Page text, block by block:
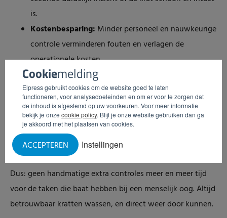
Cookiemelding
Elpress gebruikt cookies om de website goed te laten
functioneren, voor analysedoeleinden en om er voor te zorgen dat
de inhoud is afgestemd op uw voorkeuren. Voor meer informatie
bekijk je onze cookie policy. Blijf je onze website gebruiken dan ga
je akkoord met het plaatsen van cookies.
Instellingen
ACCEPTEREN
is.
Kostenbesparing: Minder personeel en nauwkeurige
controle verminderen fouten en verlagen de
operationele kosten.
Verbeterde audittrail:
inspectieresultaten helpen u nóg beter voldoen aan
HACCP- en ISO-normen.
Betrouwbaarheid:Consistente kwaliteitscontrole
leidt tot hogere klanttevredenheid en minder
verspilling.
Dus: geen handmatige extra controles meer en meer tijd
voor de taken die baat hebben bij een menselijk oog. Altijd
betrouwbaar kratten wassen, en direct weer door kunnen.